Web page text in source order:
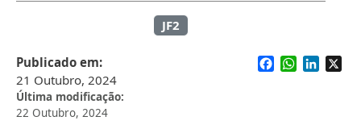
JF2
Publicado em
21 Outubro, 2024
Última modificação
22 Outubro, 2024
Facebook
WhatsApp